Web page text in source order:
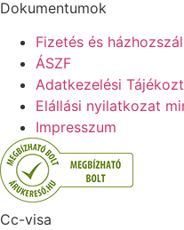
Dokumentumok
Fizetés és
ÁSZF
Adatkezelési
Elállási nyilatkozat
Impresszum
Cc-visa